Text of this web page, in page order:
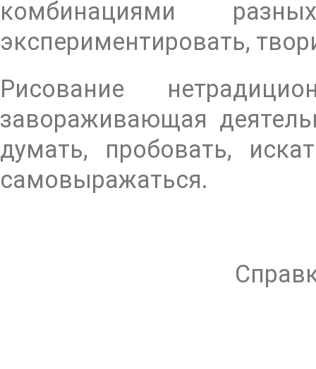
комбинациями
экспериментировать,
Рисование
завораживающая
думать, пробовать,
самовыражаться.